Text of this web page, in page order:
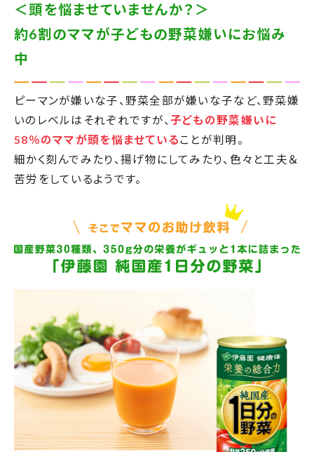
＜頭を悩ませていませんか？＞
約6割のママが子どもの野菜嫌いにお悩み
中
ピーマンが嫌いな子、野菜全部が嫌いな子など、野菜嫌
いのレベルはそれぞれですが、 子どもの野菜嫌いに
58％のママが頭を悩ませている ことが判明。
細かく刻んでみたり、揚げ物にしてみたり、色々と工夫＆
苦労をしているようです。